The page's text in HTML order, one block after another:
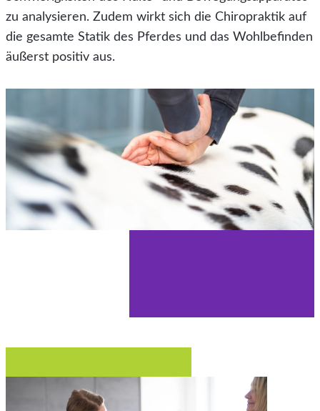
zu analysieren. Zudem wirkt sich die Chiropraktik auf
die gesamte Statik des Pferdes und das Wohlbefinden
äußerst positiv aus.